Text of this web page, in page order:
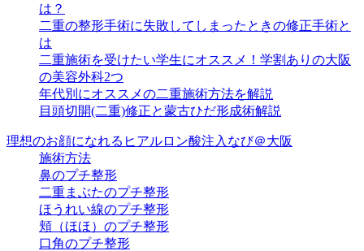
は？
二重の整形手術に失敗してしまったときの修正手術と
は
二重施術を受けたい学生にオススメ！学割ありの大阪
の美容外科2つ
年代別にオススメの二重施術方法を解説
目頭切開(二重)修正と蒙古ひだ形成術解説
理想のお顔になれるヒアルロン酸注入なび＠大阪
施術方法
鼻のプチ整形
二重まぶたのプチ整形
ほうれい線のプチ整形
頬（ほほ）のプチ整形
口角のプチ整形